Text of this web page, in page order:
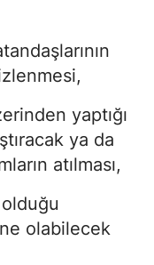
yaptığı
ya da
atılması,
olabilecek